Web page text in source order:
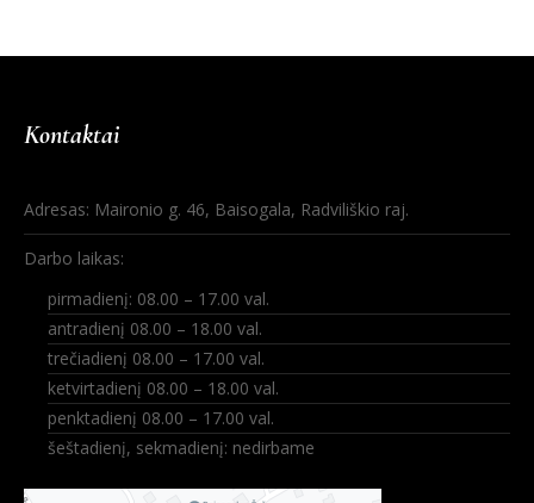
Kontaktai
Adresas: Maironio g. 46, Baisogala, Radviliškio raj.
Darbo laikas:
pirmadienį: 08.00 – 17.00 val.
antradienį 08.00 – 18.00 val.
trečiadienį 08.00 – 17.00 val.
ketvirtadienį 08.00 – 18.00 val.
penktadienį 08.00 – 17.00 val.
šeštadienį, sekmadienį: nedirbame